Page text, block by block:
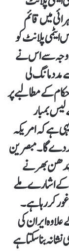
میں قائم
پلانٹ کو
وجہ سے اس نے
مدد مانگ لی
کے مطالبے پر
بمبار
ہے کہ امریکہ
کر دے گا۔مبصرین
31 سے زائد ایندھن بھرنے
اشارے ملے
کر رہا ہے ۔
ایران کی
بنا سکتا ہے